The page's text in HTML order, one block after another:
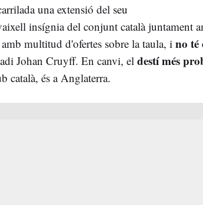
una extensió del seu
insígnia del conjunt català juntament
multitud d'ofertes sobre la taula, i no té
Johan Cruyff. En canvi, el destí més
català, és a Anglaterra.